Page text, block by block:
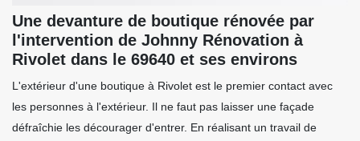
Une devanture de boutique rénovée par
l'intervention de Johnny Rénovation à
Rivolet dans le 69640 et ses environs
L'extérieur d'une boutique à Rivolet est le premier contact avec
les personnes à l'extérieur. Il ne faut pas laisser une façade
défraîchie les décourager d'entrer. En réalisant un travail de